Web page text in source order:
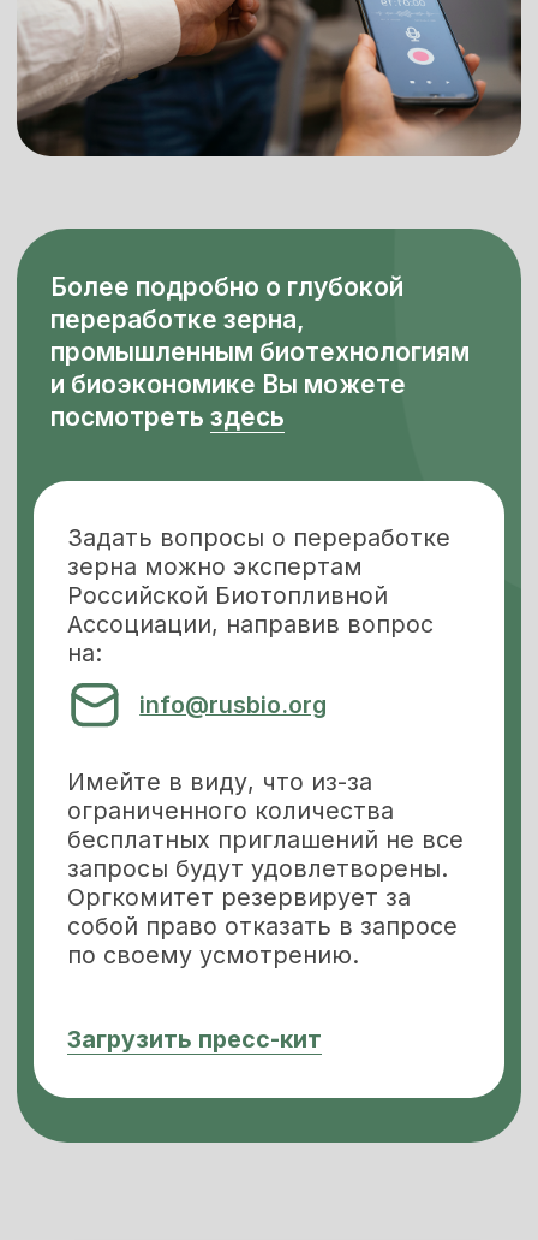
Загрузить пресс-кит
Имейте в виду, что из-за
ограниченного количества
бесплатных приглашений не все
запросы будут удовлетворены.
собой право отказать в запросе
Спикеры
2026 | Все права защищены
Политика конфиденциальности
Задача мероприятий
Все события:
+7 (495) 488-6749
Ближайшие конференции